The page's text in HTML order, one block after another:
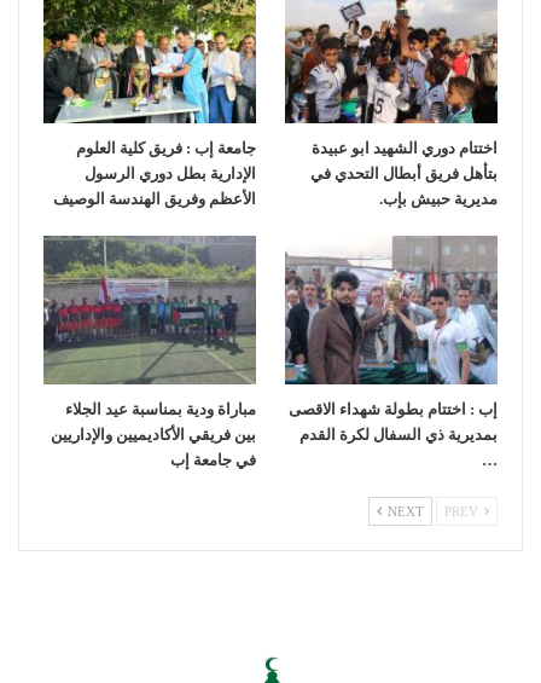
اختتام دوري الشهيد ابو عبيدة
بتأهل فريق أبطال التحدي في
مديرية حبيش بإب.
جامعة إب : فريق كلية العلوم
الإدارية بطل دوري الرسول
الأعظم وفريق الهندسة الوصيف
إب : اختتام بطولة شهداء الاقصى
بمديرية ذي السفال لكرة القدم
…
مباراة ودية بمناسبة عيد الجلاء
بين فريقي الأكاديميين والإداريين
في جامعة إب
NEXT